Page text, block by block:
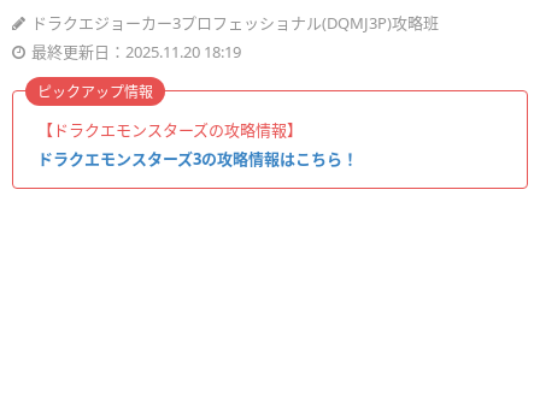
ドラクエジョーカー3プロフェッショナル(DQMJ3P)攻略班
最終更新日：2025.11.20 18:19
【ドラクエモンスターズの攻略情報】
ドラクエモンスターズ3の攻略情報はこちら！
ピックアップ情報